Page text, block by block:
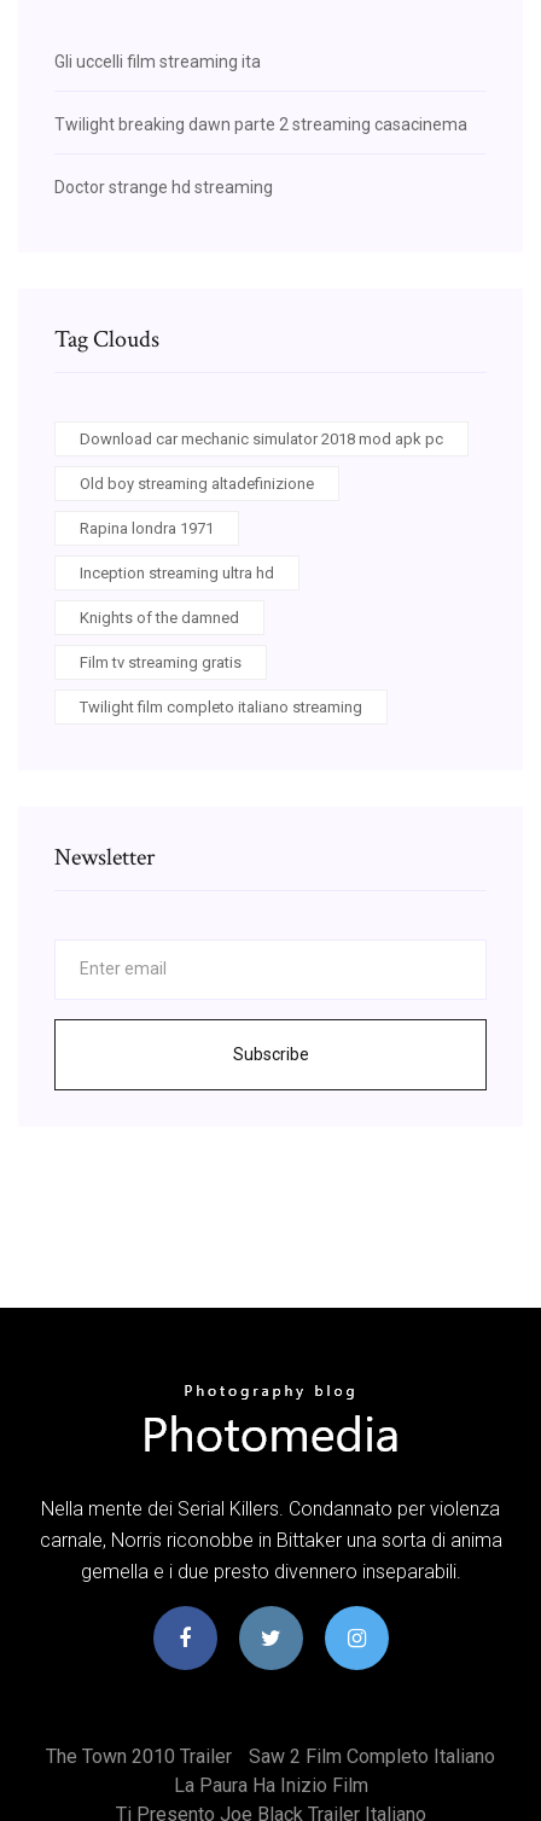
Gli uccelli film streaming ita
Twilight breaking dawn parte 2 streaming casacinema
Doctor strange hd streaming
Tag Clouds
Download car mechanic simulator 2018 mod apk pc
Old boy streaming altadefinizione
Rapina londra 1971
Inception streaming ultra hd
Knights of the damned
Film tv streaming gratis
Twilight film completo italiano streaming
Newsletter
Subscribe
Nella mente dei Serial Killers. Condannato per violenza
carnale, Norris riconobbe in Bittaker una sorta di anima
gemella e i due presto divennero inseparabili.
The Town 2010 Trailer
Saw 2 Film Completo Italiano
La Paura Ha Inizio Film
Ti Presento Joe Black Trailer Italiano